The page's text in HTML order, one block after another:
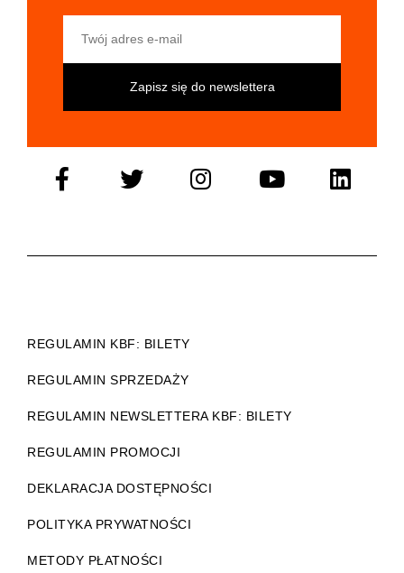
REGULAMIN KBF: BILETY
REGULAMIN SPRZEDAŻY
REGULAMIN NEWSLETTERA KBF: BILETY
REGULAMIN PROMOCJI
DEKLARACJA DOSTĘPNOŚCI
POLITYKA PRYWATNOŚCI
METODY PŁATNOŚCI